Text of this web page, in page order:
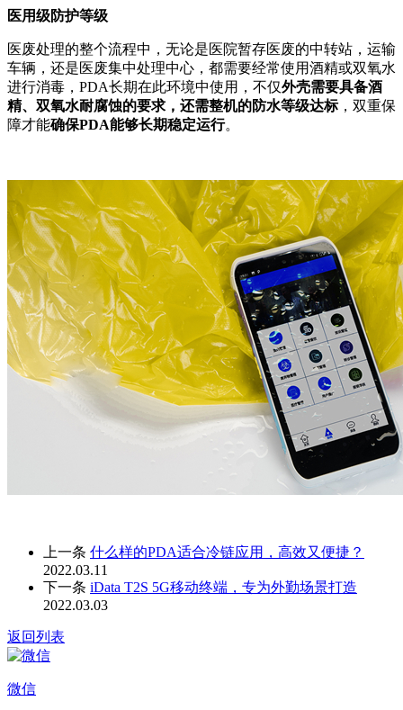
医用级防护等级
医废处理的整个流程中，无论是医院暂存医废的中转站，运输
车辆，还是医废集中处理中心，都需要经常使用酒精或双氧水
进行消毒，PDA长期在此环境中使用，不仅外壳需要具备酒
精、双氧水耐腐蚀的要求，还需整机的防水等级达标，双重保
障才能确保PDA能够长期稳定运行。
上一条 什么样的PDA适合冷链应用，高效又便捷？
2022.03.11
下一条 iData T2S 5G移动终端，专为外勤场景打造
2022.03.03
返回列表
微信